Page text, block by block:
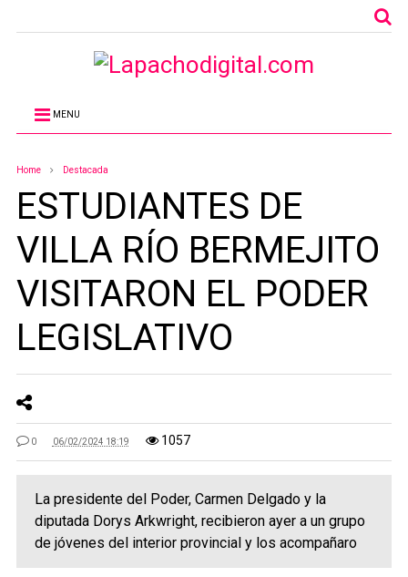
MENU
Home Destacada
ESTUDIANTES DE
VILLA RÍO BERMEJITO
VISITARON EL PODER
LEGISLATIVO
0 06/02/2024 18:19 1057
La presidente del Poder, Carmen Delgado y la
diputada Dorys Arkwright, recibieron ayer a un grupo
de jóvenes del interior provincial y los acompañaro